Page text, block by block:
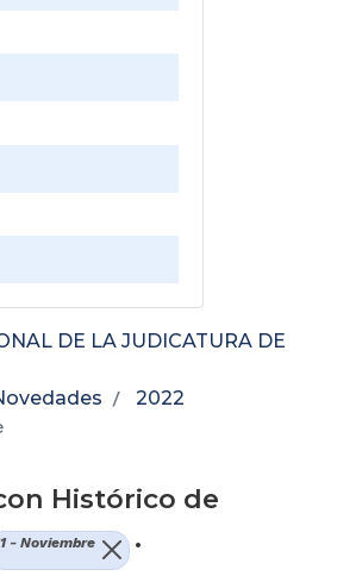
DE LA JUDICATURA DE
2022
Histórico de
- Noviembre .